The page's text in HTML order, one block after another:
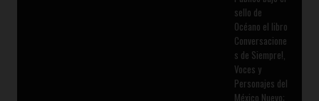
sello de
Océano el libro
Conversacione
s de Siempre!,
Voces y
Personajes del
México Nuevo;